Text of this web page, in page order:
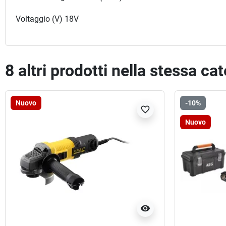
Voltaggio (V) 18V
8 altri prodotti nella stessa
Nuovo
visibility
favorite_border
-10%
Nuovo